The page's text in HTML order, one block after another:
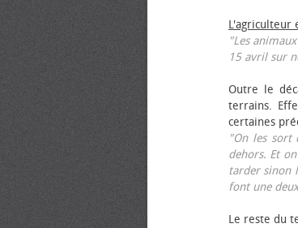
L'agriculteur
"Les
15 avril sur
Outre le
terrains.
certaines
"On les sort
dehors. Et
tarder sinon
font une
Le reste du